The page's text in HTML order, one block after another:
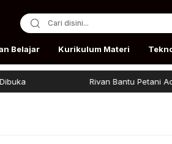
Belajar Kurikulum Materi
Rivan Bantu Petani Aceh